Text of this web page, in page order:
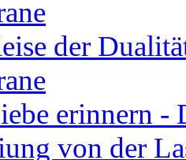
der
erinnern -
von der